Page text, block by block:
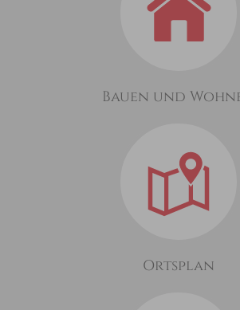
Bauen und
Ortsplan